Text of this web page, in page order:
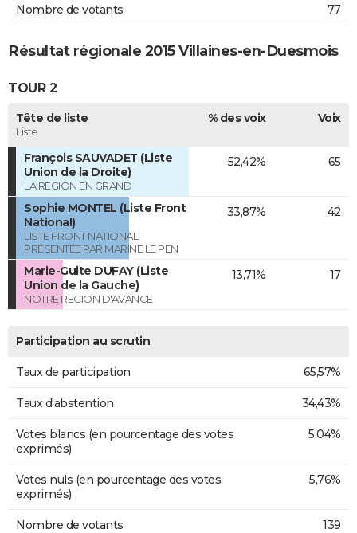
Nombre de votants 77
Résultat régionale 2015 Villaines-en-Duesmois
TOUR 2
Tête de liste
Liste
% des voix Voix
François SAUVADET (Liste
Union de la Droite)
LA REGION EN GRAND
52,42% 65
Sophie MONTEL (Liste Front
National)
LISTE FRONT NATIONAL
PRÉSENTÉE PAR MARINE LE PEN
33,87% 42
Marie-Guite DUFAY (Liste
Union de la Gauche)
NOTRE REGION D'AVANCE
13,71% 17
Participation au scrutin
Taux de participation 65,57%
Taux d'abstention 34,43%
Votes blancs (en pourcentage des votes
exprimés)
5,04%
Votes nuls (en pourcentage des votes
exprimés)
5,76%
Nombre de votants 139